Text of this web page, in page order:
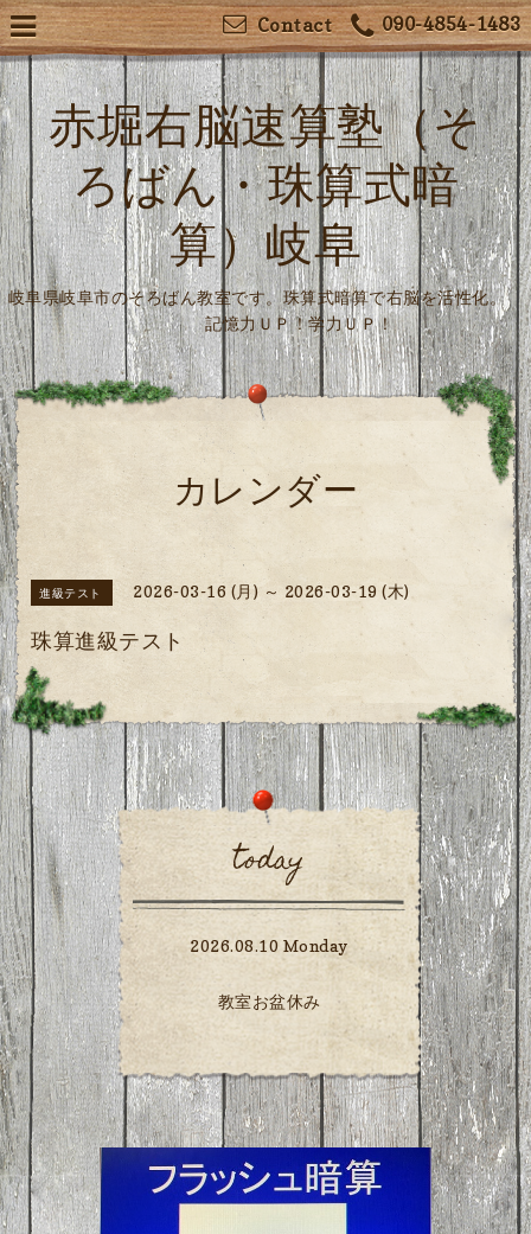
090-4854-1483
Contact
赤堀右脳速算塾（そ
ろばん・珠算式暗
算）岐阜
岐阜県岐阜市のそろばん教室です。珠算式暗算で右脳を活性化。
記憶力ＵＰ！学力ＵＰ！
カレンダー
進級テスト 2026-03-16 (月) ～ 2026-03-19 (木)
珠算進級テスト
today
2026.08.10 Monday
教室お盆休み